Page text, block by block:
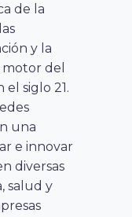
de la
y la
del
siglo 21.
una
e innovar
diversas
salud y